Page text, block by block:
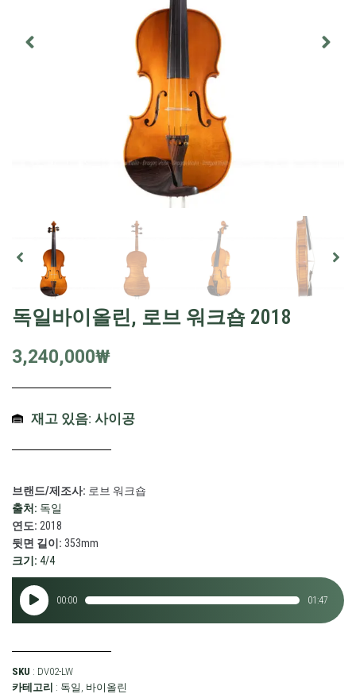
독일바이올린, 로브 워크숍 2018
3,240,000₩
재고 있음: 사이공
브랜드/제조사: 로브 워크숍
출처: 독일
연도: 2018
뒷면 길이: 353mm
크기: 4/4
오
디
이
00:00 01:47
SKU : DV02-LW
카테고리 : 독일 바이올린